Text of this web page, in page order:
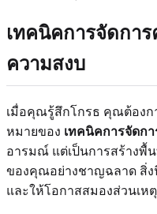
เทคนิคการจัดกา
ความสงบ
เมื่อคุณรู้สึกโกรธ คุณต้องก
หมายของ เทคนิคการจัดก
อารมณ์ แต่เป็นการสร้างพื้
ของคุณอย่างชาญฉลาด สิ่ง
และให้โอกาสสมองส่วนเ